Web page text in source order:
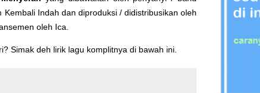
Kembali Indah dan diproduksi / didistribusikan oleh
oleh Ica.
Simak deh lirik lagu komplitnya di bawah ini.